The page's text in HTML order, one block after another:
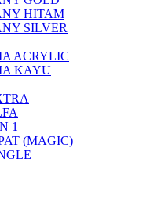
HITAM
SILVER
ACRYLIC
KAYU
1
(MAGIC)